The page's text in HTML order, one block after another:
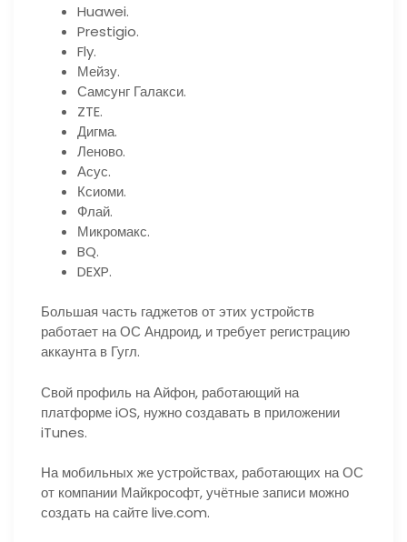
Huawei.
Prestigio.
Fly.
Мейзу.
Самсунг Галакси.
ZTE.
Дигма.
Леново.
Асус.
Ксиоми.
Флай.
Микромакс.
BQ.
DEXP.
Большая часть гаджетов от этих устройств
работает на ОС Андроид, и требует регистрацию
аккаунта в Гугл.
Свой профиль на Айфон, работающий на
платформе iOS, нужно создавать в приложении
iTunes.
На мобильных же устройствах, работающих на ОС
от компании Майкрософт, учётные записи можно
создать на сайте live.com.